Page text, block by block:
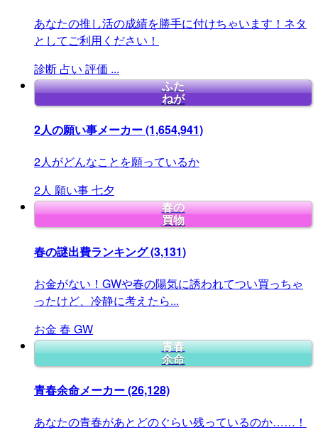
あなたの推し活の成績を勝手に付けちゃいます！ネタ
としてご利用ください！
診断 占い 評価 ...
ふた
ねが
2人の願い事メーカー(1,654,941)
2人がどんなことを願っているか
2人 願い事七夕
春の
買物
春の謎出費ランキング(3,131)
お金がない！GWや春の陽気に誘われてつい買っちゃ
ったけど、冷静に考えたら...
お金 春 GW
青春
余命
青春余命メーカー(26,128)
あなたの青春があとどのぐらい残っているのか……！